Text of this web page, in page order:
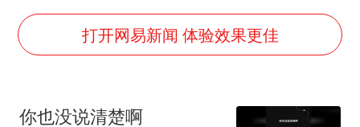
老人离世案亲属质疑记录仪
中医教你一招提升气血
打开网易新闻 体验效果更佳
你也没说清楚啊